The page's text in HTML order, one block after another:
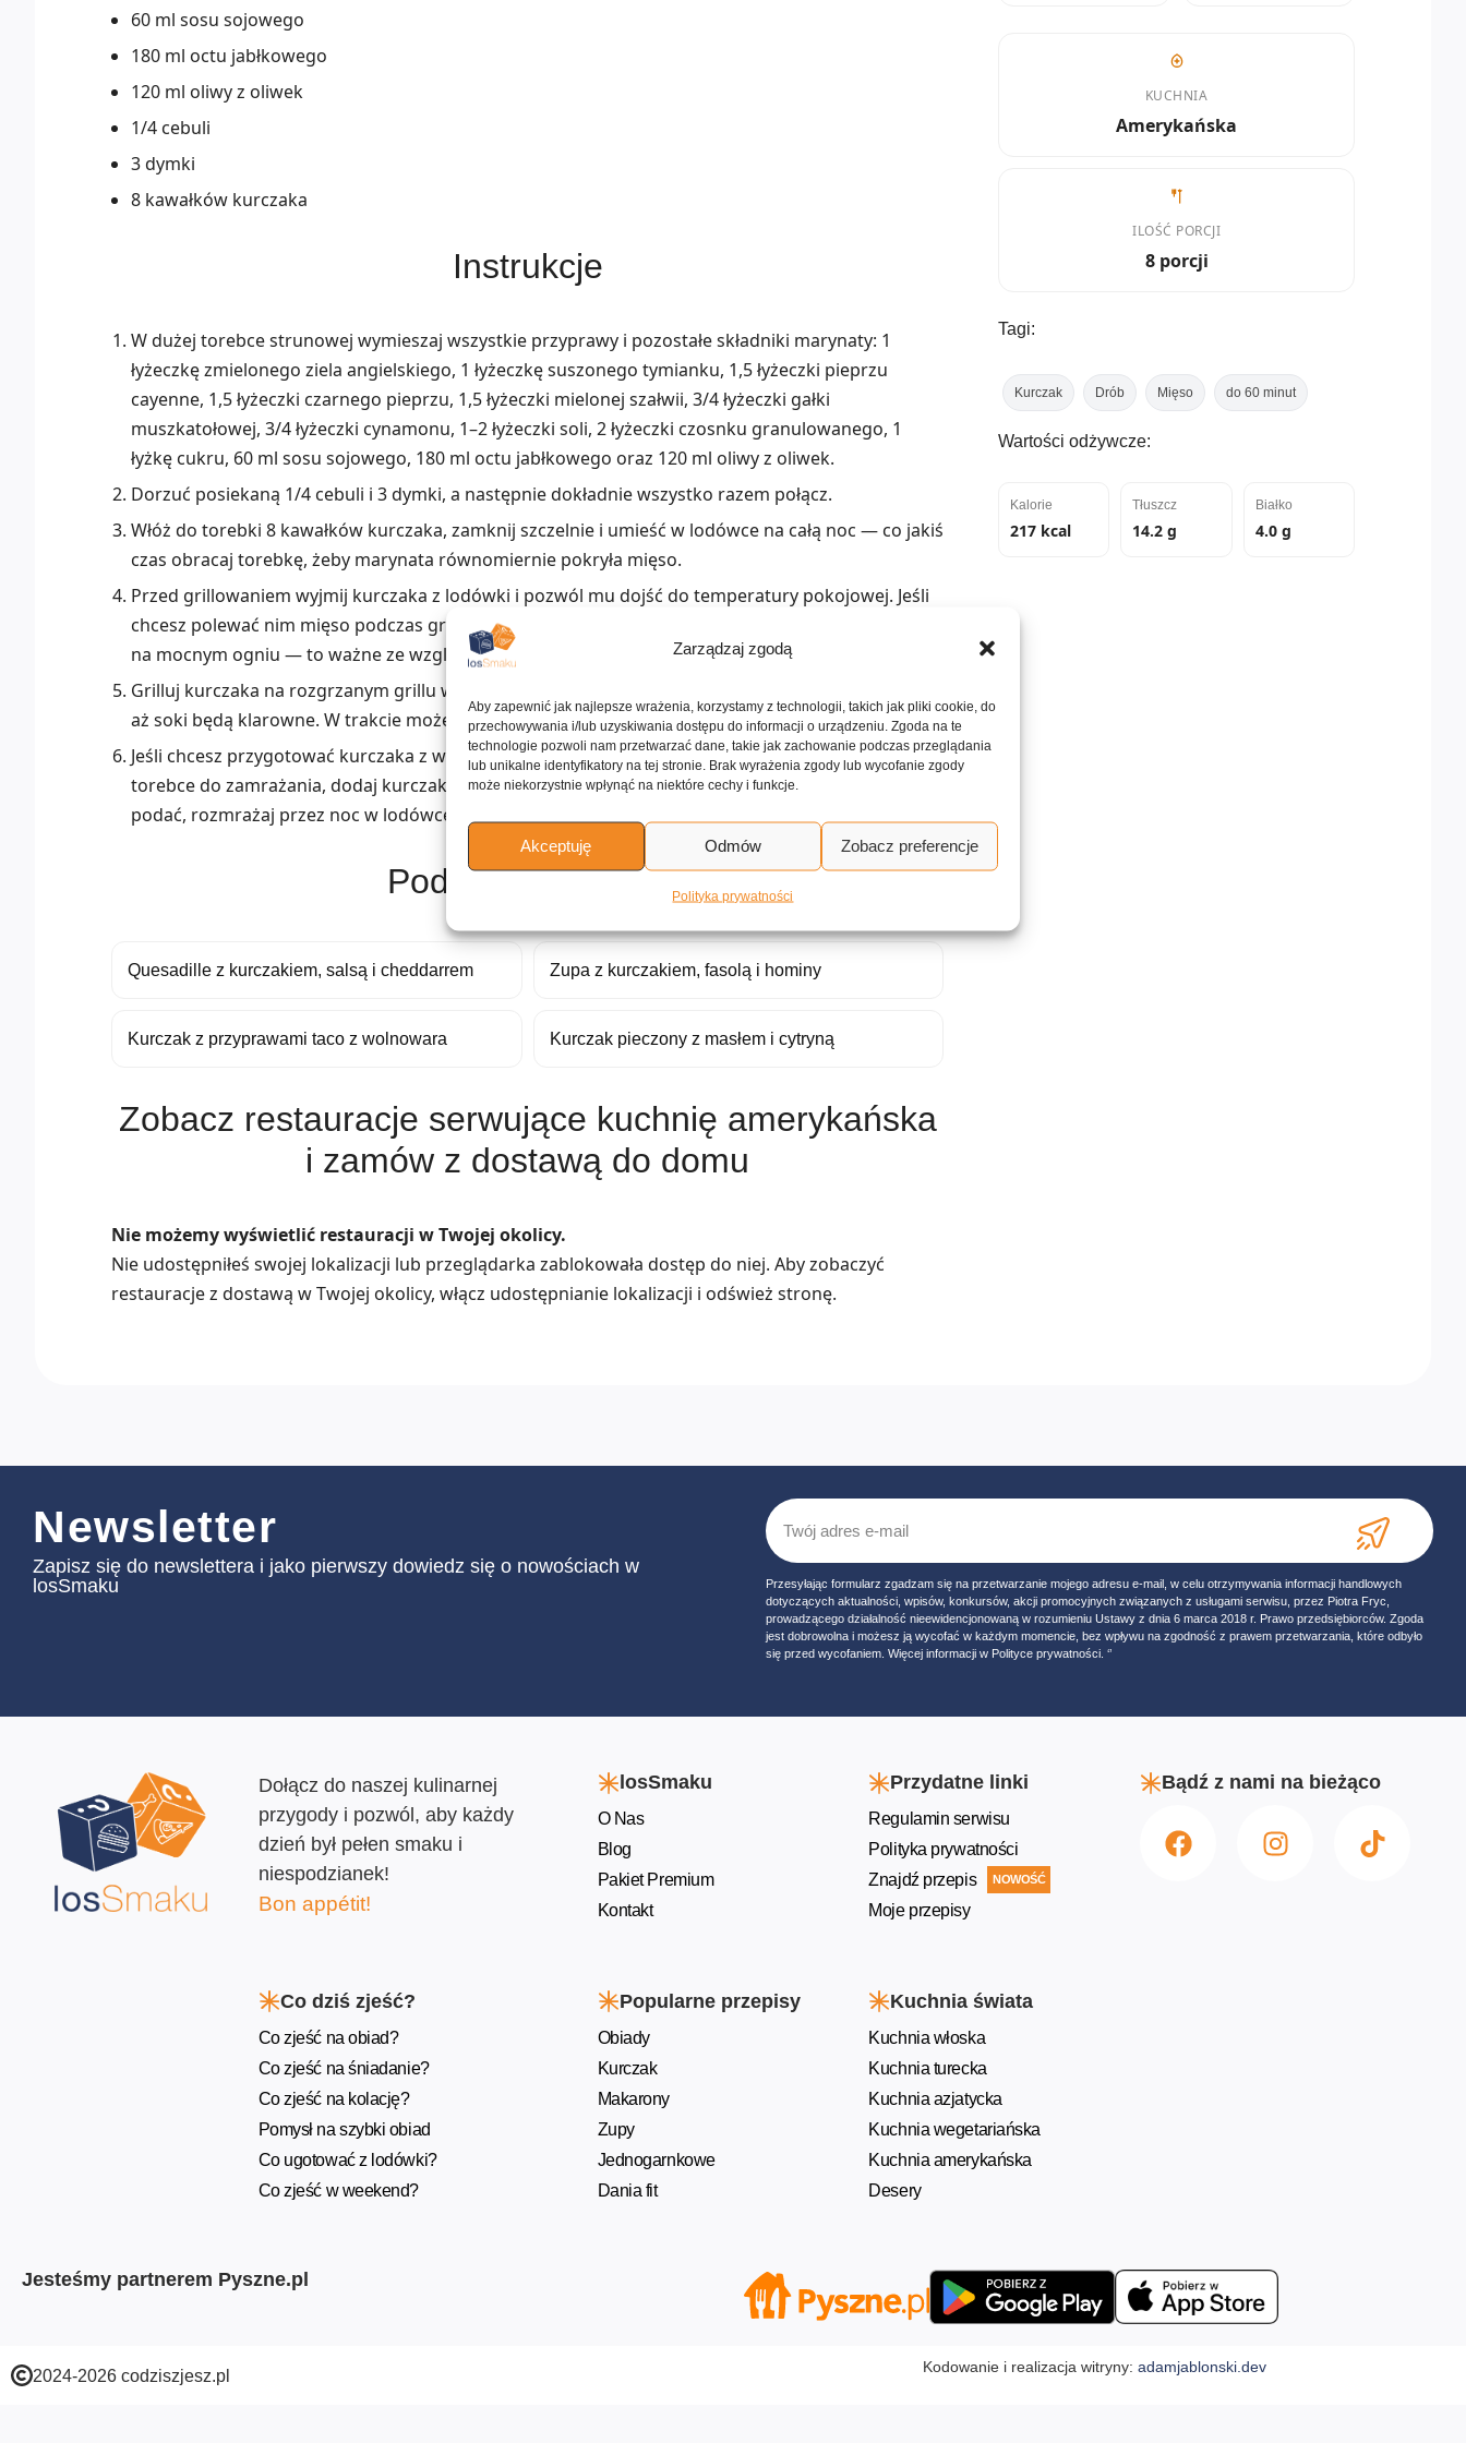
Zarządzaj zgodą
Aby zapewnić jak najlepsze wrażenia, korzystamy z technologii, takich jak pliki cookie, do
przechowywania i/lub uzyskiwania dostępu do informacji o urządzeniu. Zgoda na te
technologie pozwoli nam przetwarzać dane, takie jak zachowanie podczas przeglądania
lub unikalne identyfikatory na tej stronie. Brak wyrażenia zgody lub wycofanie zgody
może niekorzystnie wpłynąć na niektóre cechy i funkcje.
Akceptuję Odmów Zobacz preferencje
Polityka prywatności
60 ml sosu sojowego
180 ml octu jabłkowego
120 ml oliwy z oliwek
1/4 cebuli
3 dymki
8 kawałków kurczaka
Instrukcje
W dużej torebce strunowej wymieszaj wszystkie przyprawy i pozostałe składniki marynaty: 1
łyżeczkę zmielonego ziela angielskiego, 1 łyżeczkę suszonego tymianku, 1,5 łyżeczki pieprzu
cayenne, 1,5 łyżeczki czarnego pieprzu, 1,5 łyżeczki mielonej szałwii, 3/4 łyżeczki gałki
muszkatołowej, 3/4 łyżeczki cynamonu, 1–2 łyżeczki soli, 2 łyżeczki czosnku granulowanego, 1
łyżkę cukru, 60 ml sosu sojowego, 180 ml octu jabłkowego oraz 120 ml oliwy z oliwek.
Dorzuć posiekaną 1/4 cebuli i 3 dymki, a następnie dokładnie wszystko razem połącz.
Włóż do torebki 8 kawałków kurczaka, zamknij szczelnie i umieść w lodówce na całą noc — co jakiś
czas obracaj torebkę, żeby marynata równomiernie pokryła mięso.
Przed grillowaniem wyjmij kurczaka z lodówki i pozwól mu dojść do temperatury pokojowej. Jeśli
chcesz polewać nim mięso podczas grillowania, wlej marynatę do rondelka i zagotuj ją porządnie
na mocnym ogniu — to ważne ze względów bezpieczeństwa.
Grilluj kurczaka na rozgrzanym grillu węglowym lub gazowym przez 6–10 minut z każdej strony,
aż soki będą klarowne. W trakcie możesz co jakiś czas smarować mięso przegotowaną marynatą.
Jeśli chcesz przygotować kurczaka z wyprzedzeniem i zamrozić, wymieszaj marynatę w dużej
torebce do zamrażania, dodaj kurczaka, szczelnie zamknij i wstaw do zamrażarki. Kiedy chcesz go
podać, rozmrażaj przez noc w lodówce, a następnie grilluj tak jak opisano powyżej.
Podobne przepisy
Quesadille z kurczakiem, salsą i cheddarrem Zupa z kurczakiem, fasolą i hominy
Kurczak z przyprawami taco z wolnowara Kurczak pieczony z masłem i cytryną
Zobacz restauracje serwujące kuchnię amerykańska
i zamów z dostawą do domu
Nie możemy wyświetlić restauracji w Twojej okolicy.
Nie udostępniłeś swojej lokalizacji lub przeglądarka zablokowała dostęp do niej. Aby zobaczyć
restauracje z dostawą w Twojej okolicy, włącz udostępnianie lokalizacji i odśwież stronę.
KUCHNIA
Amerykańska
ILOŚĆ PORCJI
8 porcji
Tagi:
Kurczak Drób Mięso do 60 minut
Wartości odżywcze:
Kalorie
217 kcal
Tłuszcz
14.2 g
Białko
4.0 g
Newsletter
Zapisz się do newslettera i jako pierwszy dowiedz się o nowościach w
losSmaku
Przesyłając formularz zgadzam się na przetwarzanie mojego adresu e-mail, w celu otrzymywania informacji handlowych
dotyczących aktualności, wpisów, konkursów, akcji promocyjnych związanych z usługami serwisu, przez Piotra Fryc,
prowadzącego działalność nieewidencjonowaną w rozumieniu Ustawy z dnia 6 marca 2018 r. Prawo przedsiębiorców. Zgoda
jest dobrowolna i możesz ją wycofać w każdym momencie, bez wpływu na zgodność z prawem przetwarzania, które odbyło
się przed wycofaniem. Więcej informacji w Polityce prywatności. ‘’
Dołącz do naszej kulinarnej
przygody i pozwól, aby każdy
dzień był pełen smaku i
niespodzianek!
Bon appétit!
losSmaku
O Nas
Blog
Pakiet Premium
Kontakt
Przydatne linki
Regulamin serwisu
Polityka prywatności
Znajdź przepis
NOWOŚĆ
Moje przepisy
Bądź z nami na bieżąco
Co dziś zjeść?
Co zjeść na obiad?
Co zjeść na śniadanie?
Co zjeść na kolację?
Pomysł na szybki obiad
Co ugotować z lodówki?
Co zjeść w weekend?
Popularne przepisy
Obiady
Kurczak
Makarony
Zupy
Jednogarnkowe
Dania fit
Kuchnia świata
Kuchnia włoska
Kuchnia turecka
Kuchnia azjatycka
Kuchnia wegetariańska
Kuchnia amerykańska
Desery
Jesteśmy partnerem Pyszne.pl
2024-2026 codziszjesz.pl Kodowanie i realizacja witryny: adamjablonski.dev